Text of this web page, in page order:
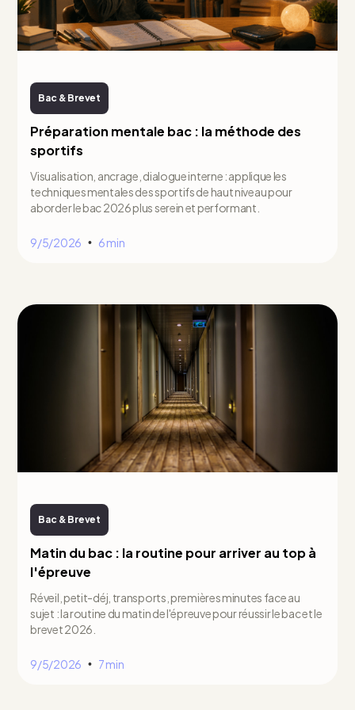
Bac & Brevet
Préparation mentale bac : la méthode des
sportifs
Visualisation, ancrage, dialogue interne : applique les
techniques mentales des sportifs de haut niveau pour
aborder le bac 2026 plus serein et performant.
9/5/2026 • 6 min
Bac & Brevet
Matin du bac : la routine pour arriver au top à
l'épreuve
Réveil, petit-déj, transports, premières minutes face au
sujet : la routine du matin de l'épreuve pour réussir le bac et le
brevet 2026.
9/5/2026 • 7 min